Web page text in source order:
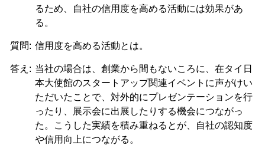
るため、自社の信用度を高める活動には効果があ
る。
質問: 信用度を高める活動とは。
答え: 当社の場合は、創業から間もないころに、在タイ日
本大使館のスタートアップ関連イベントに声がけい
ただいたことで、対外的にプレゼンテーションを行
ったり、展示会に出展したりする機会につながっ
た。こうした実績を積み重ねるとが、自社の認知度
や信用向上につながる。